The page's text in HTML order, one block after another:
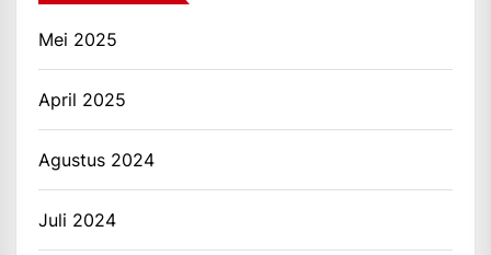
Mei 2025
April 2025
Agustus 2024
Juli 2024